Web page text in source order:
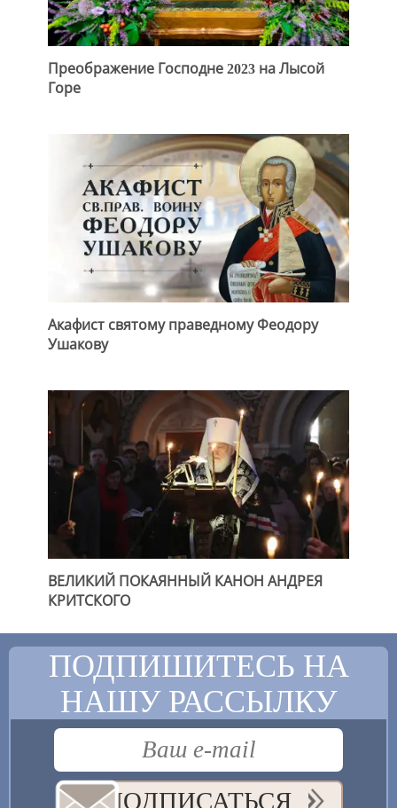
Преображение Господне 2023 на Лысой
Горе
Акафист святому праведному Феодору
Ушакову
ВЕЛИКИЙ ПОКАЯННЫЙ КАНОН АНДРЕЯ
КРИТСКОГО
ПОДПИШИТЕСЬ НА
НАШУ РАССЫЛКУ
ПОДПИСАТЬСЯ